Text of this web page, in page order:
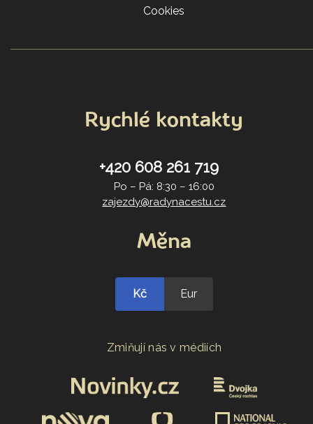
Cookies
Rychlé kontakty
+420 608 261 719
Po – Pá: 8:30 – 16:00
zajezdy@radynacestu.cz
Měna
Kč Eur
Zmiňují nás v médiích